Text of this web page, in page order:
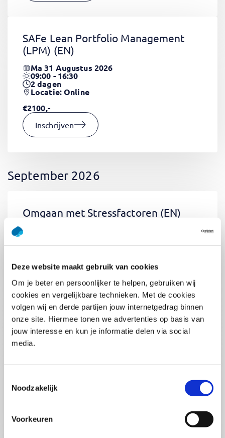
Deze website maakt gebruik van cookies
Om je beter en persoonlijker te helpen, gebruiken wij
cookies en vergelijkbare technieken. Met de cookies
volgen wij en derde partijen jouw internetgedrag binnen
onze site. Hiermee tonen we advertenties op basis van
jouw interesse en kun je informatie delen via social
media.
Noodzakelijk
Voorkeuren
SAFe Lean Portfolio Management
(LPM) (EN)
Ma 31 Augustus 2026
09:00 - 16:30
2dagen
Locatie: Online
€2100,-
Inschrijven
September 2026
Omgaan met Stressfactoren (EN)
0.5dag
€400,-
Inschrijven
Pega Certified System Architect
(PCSA)
Di 01 September 2026
Locatie: Online
Inschrijven